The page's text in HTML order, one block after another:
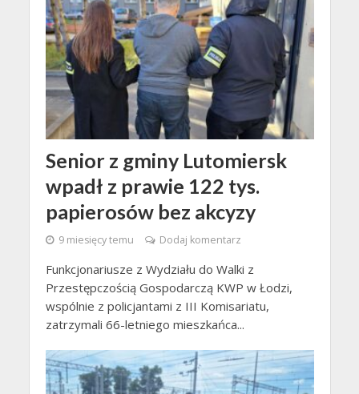
Senior z gminy Lutomiersk
wpadł z prawie 122 tys.
papierosów bez akcyzy
9 miesięcy temu Dodaj komentarz
Funkcjonariusze z Wydziału do Walki z
Przestępczością Gospodarczą KWP w Łodzi,
wspólnie z policjantami z III Komisariatu,
zatrzymali 66-letniego mieszkańca...